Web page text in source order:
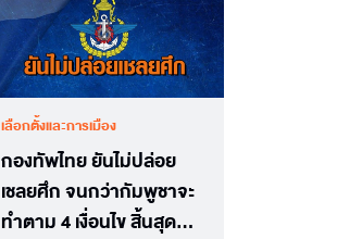
เลือกตั้งและการเมือง
กองทัพไทย ยันไม่ปล่อย
เชลยศึก จนกว่ากัมพูชาจะ
ทำตาม 4 เงื่อนไข สิ้นสุด